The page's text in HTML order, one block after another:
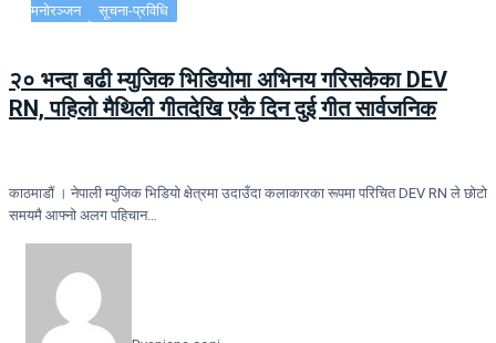
मनोरञ्जन
सूचना-प्रविधि
२० भन्दा बढी म्युजिक भिडियोमा अभिनय गरिसकेका DEV
RN, पहिलो मैथिली गीतदेखि एकै दिन दुई गीत सार्वजनिक
काठमाडौं । नेपाली म्युजिक भिडियो क्षेत्रमा उदाउँदा कलाकारका रूपमा परिचित DEV RN ले छोटो
समयमै आफ्नो अलग पहिचान…